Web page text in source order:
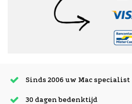
Sinds 2006 uw Mac specialist
30 dagen bedenktijd